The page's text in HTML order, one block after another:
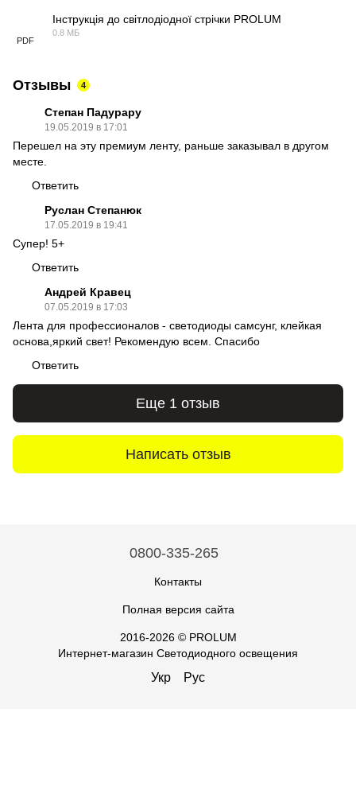
PDF
Інструкція до світлодіодної стрічки PROLUM
0.8 МБ
Отзывы 4
Cтепан Падурару
19.05.2019 в 17:01
Перешел на эту премиум ленту, раньше заказывал в другом
месте.
Ответить
Руслан Степанюк
17.05.2019 в 19:41
Супер! 5+
Ответить
Андрей Кравец
07.05.2019 в 17:03
Лента для профессионалов - светодиоды самсунг, клейкая
основа,яркий свет! Рекомендую всем. Cпасибо
Ответить
Еще 1 отзыв
Написать отзыв
0800-335-265
Контакты
Полная версия сайта
2016-2026 © PROLUM
Интернет-магазин Светодиодного освещения
Укр Рус